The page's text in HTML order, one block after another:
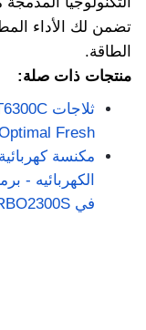
تضمن لك الأداء
الطاقة.
منتجات ذات صلة:
Fresh+
في TURBO2300S